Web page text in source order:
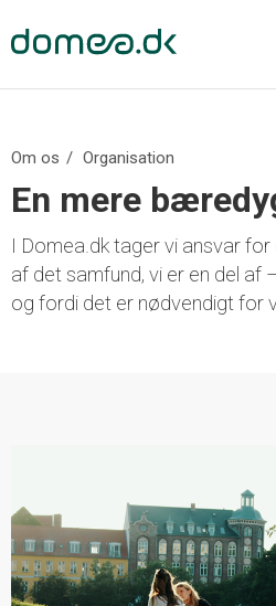
Om os Organisation
En mere
I Domea.dk tager vi ansvar
af det samfund, vi er en del af
og fordi det er nødvendigt for